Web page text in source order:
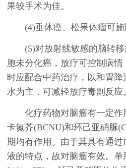
果较手术为佳。
(4)垂体癌、松果体瘤可施
(5)对放射线敏感的脑转移
胞未分化癌，放疗可控制病
时应配合中药治疗，以和胃降
水为主，可减轻放疗毒副反应
化疗药物对脑瘤有一定作
卡氮芥(BCNU)和环己亚硝脲
期均有作用。由于其具有通
液的特点，故对脑瘤有效。